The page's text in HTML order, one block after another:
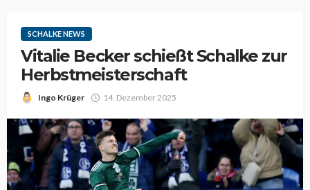
SCHALKE NEWS
Vitalie Becker schießt Schalke zur
Herbstmeisterschaft
Ingo Krüger 14. Dezember 2025